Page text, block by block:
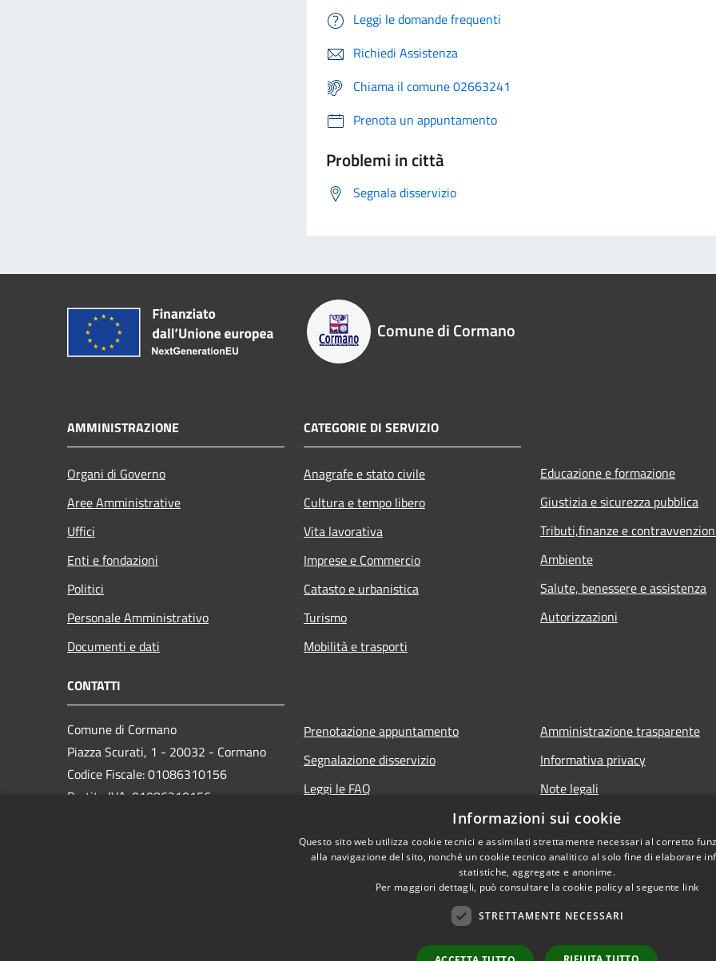
Leggi le domande frequenti
Richiedi Assistenza
Chiama il comune 02663241
Prenota un appuntamento
Problemi in città
Segnala disservizio
Comune di Cormano
AMMINISTRAZIONE
Organi di Governo
Aree Amministrative
Uffici
Enti e fondazioni
Politici
Personale Amministrativo
Documenti e dati
CATEGORIE DI SERVIZIO
Anagrafe e stato civile
Cultura e tempo libero
Vita lavorativa
Imprese e Commercio
Catasto e urbanistica
Turismo
Mobilità e trasporti
Educazione e formazione
Giustizia e sicurezza pubblica
Tributi,finanze e
Ambiente
Salute, benessere e assistenza
Autorizzazioni
CONTATTI
Comune di Cormano
Piazza Scurati, 1 - 20032 - Cormano
Codice Fiscale: 01086310156
Partita IVA: 01086310156
Prenotazione appuntamento
Segnalazione disservizio
Leggi le FAQ
Amministrazione trasparente
Informativa privacy
Note legali
Dichiarazione di accessibilità
Informazioni sui cookie
Questo sito web utilizza cookie tecnici e assimilati strettamente necessari al corretto
alla navigazione del sito, nonché un cookie tecnico analitico al solo fine di elaborare
statistiche, aggregate e anonime.
Per maggiori dettagli, può consultare la cookie policy al seguente link
STRETTAMENTE NECESSARI